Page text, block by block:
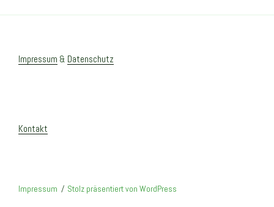
Impressum & Datenschutz
Kontakt
Impressum Stolz präsentiert von WordPress